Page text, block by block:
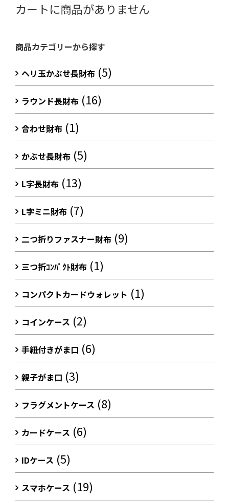
カートに商品がありません
商品カテゴリーから探す
ヘリ玉かぶせ長財布 (5)
ラウンド長財布 (16)
合わせ財布 (1)
かぶせ長財布 (5)
L字長財布 (13)
L字ミニ財布 (7)
二つ折りファスナー財布 (9)
三つ折ｺﾝﾊﾟｸﾄ財布 (1)
コンパクトカードウォレット (1)
コインケース (2)
手紐付きがま口 (6)
親子がま口 (3)
フラグメントケース (8)
カードケース (6)
IDケース (5)
スマホケース (19)